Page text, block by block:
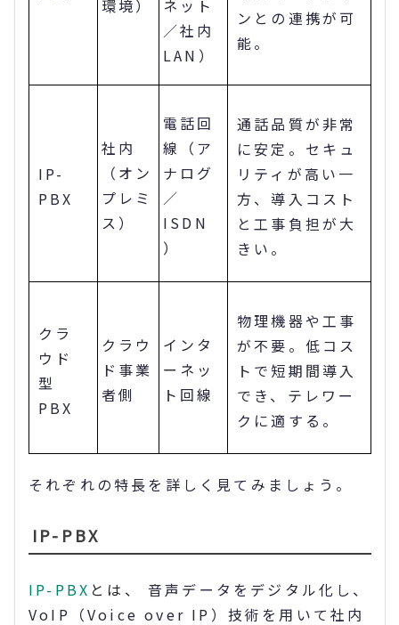
環境）
ネット
／社内
LAN）
ンとの連携が可
能。
IP-
PBX
社内
（オン
プレミ
ス）
電話回
線（ア
ナログ
／
ISDN
）
通話品質が非常
に安定。セキュ
リティが高い一
方、導入コスト
と工事負担が大
きい。
クラ
ウド
型
PBX
クラウ
ド事業
者側
インタ
ーネッ
ト回線
物理機器や工事
が不要。低コス
トで短期間導入
でき、テレワー
クに適する。
それぞれの特長を詳しく見てみましょう。
IP-PBX
IP-PBX とは、
音声データをデジタル化し、
VoIP（Voice over IP）技術を用いて社内